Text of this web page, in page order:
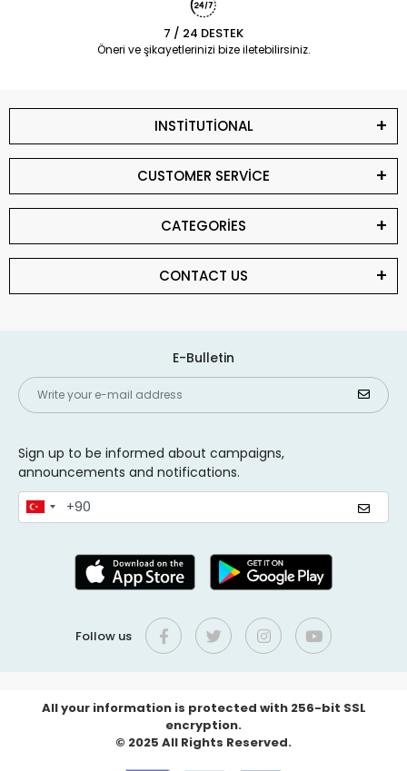
7 / 24 DESTEK
Öneri ve şikayetlerinizi bize iletebilirsiniz.
INSTİTUTİONAL
CUSTOMER SERVİCE
CATEGORİES
CONTACT US
E-Bulletin
Sign up to be informed about campaigns,
announcements and notifications.
Follow us
All your information is protected with 256-bit SSL
encryption.
© 2025 All Rights Reserved.